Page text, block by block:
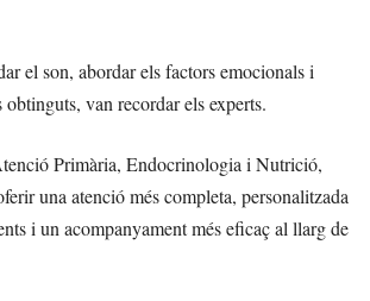
el son, abordar els factors emocionals i
van recordar els experts.
Primària, Endocrinologia i Nutrició,
una atenció més completa, personalitzada
i un acompanyament més eficaç al llarg de